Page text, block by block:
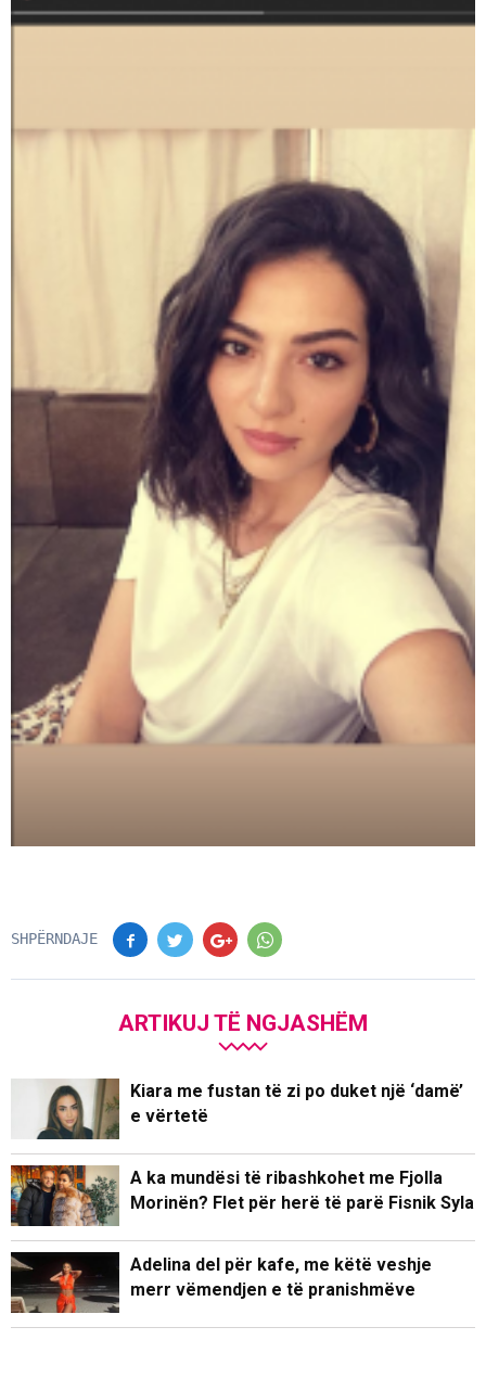
SHPËRNDAJE
ARTIKUJ TË NGJASHËM
Kiara me fustan të zi po duket një ‘damë’
e vërtetë
A ka mundësi të ribashkohet me Fjolla
Morinën? Flet për herë të parë Fisnik Syla
Adelina del për kafe, me këtë veshje
merr vëmendjen e të pranishmëve